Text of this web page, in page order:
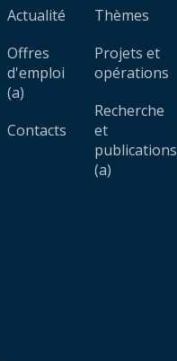
Actualité
Offres
d'emploi
(a)
Contacts
Thèmes
Projets et
opérations
Recherche
et
publications
(a)